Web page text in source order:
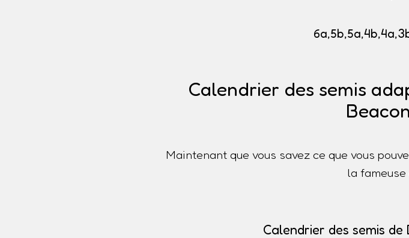
Calendrier des semis
Maintenant que vous savez ce que vous
la fameuse
Calendrier des semis